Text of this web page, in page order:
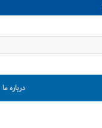
درباره ما